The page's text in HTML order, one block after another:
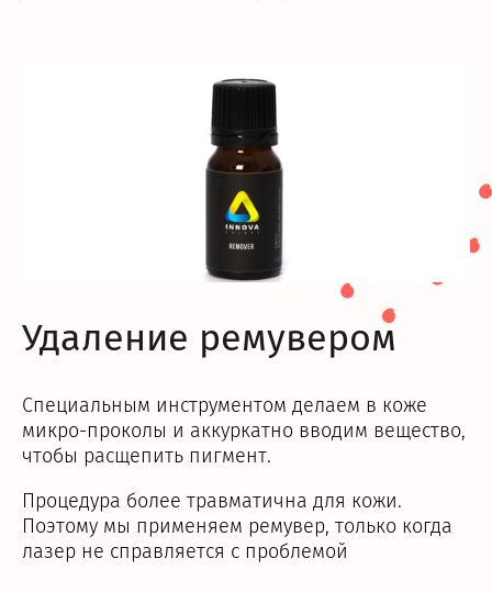
Удаление ремувером
Специальным инструментом делаем в коже
микро-проколы и аккуркатно вводим вещество,
чтобы расщепить пигмент.
Процедура более травматична для кожи.
Поэтому мы применяем ремувер, только когда
лазер не справляется с проблемой